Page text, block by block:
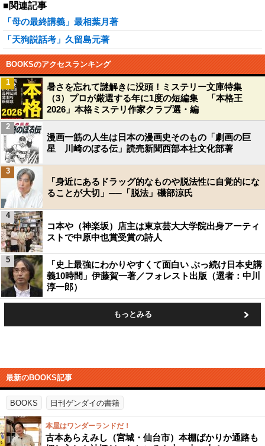
■関連記事
「母の最終講義」最相葉月著
「天狗説話考」久留島元著
BOOKSのアクセスランキング
暑さを忘れて謎解きに没頭！ミステリー文庫特集
（3）プロが厳選する年に1度の短編集 「本格王
2026」本格ミステリ作家クラブ選・編
1
漫画一筋の人生は日本の漫画史そのもの「劇画の巨
星 川崎のぼる伝」読売新聞西部本社文化部著
2
「身近にあるドラッグ的なものや脱法性に自覚的にな
ることが大切」──「脱法」磯部涼氏
3
コ本や（神楽坂）店主は東京芸大大学院出身アーティ
ストで中原中也賞受賞の詩人
4
「史上最強にわかりやすくて面白い ぶっ続け日本史講
義10時間」伊藤賀一著／フォレスト出版（選者：中川
淳一郎）
5
もっとみる
最新のBOOKS記事
BOOKS 日刊ゲンダイの書籍
本屋はワンダーランドだ！
古本あらえみし（宮城・仙台市）本棚ばかりか通路も